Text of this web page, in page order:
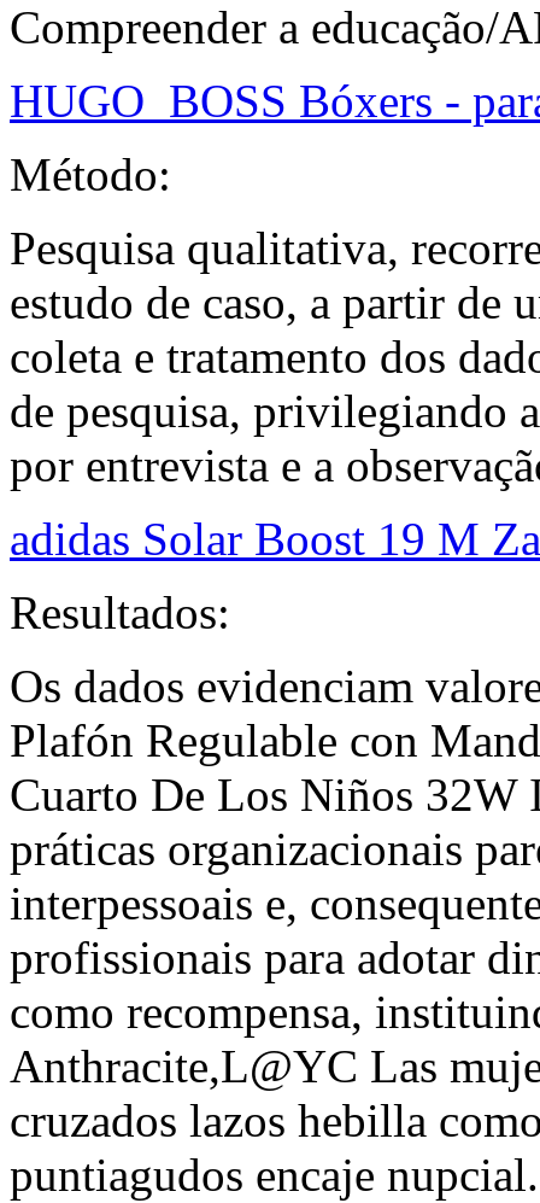
Compreender a educação/
HUGO_BOSS Bóxers -
Método:
Pesquisa qualitativa,
estudo de caso, a partir de
coleta e tratamento dos
de pesquisa, privilegiando
por entrevista e a
adidas Solar Boost 19 M
Resultados:
Os dados evidenciam
Plafón Regulable con
Cuarto De Los Niños 32W
práticas organizacionais
interpessoais e,
profissionais para adotar
como recompensa,
Anthracite,L@YC Las
cruzados lazos hebilla
puntiagudos encaje nupcial.